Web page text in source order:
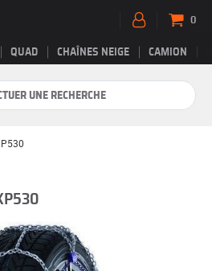
QUAD CHAÎNES NEIGE CAMION
0
UNE RECHERCHE